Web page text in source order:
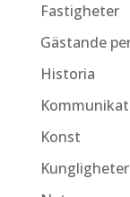
Fastigheter
Gästande
Historia
Konst
Kungligheter